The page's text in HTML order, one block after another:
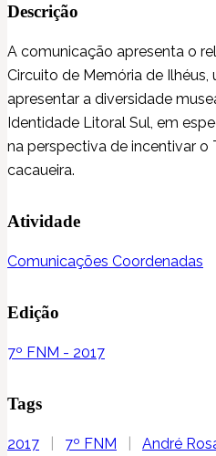
Descrição
A comunicação apresenta o
Circuito de Memória de
apresentar a diversidade
Identidade Litoral Sul, em
na perspectiva de incentivar o
cacaueira.
Atividade
Comunicações Coordenadas
Edição
7º FNM - 2017
Tags
2017 7º FNM André